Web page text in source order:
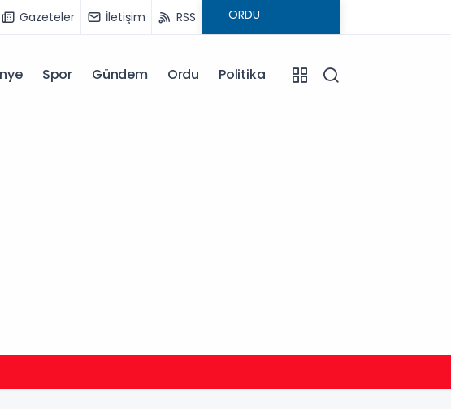
Gazeteler İletişim RSS
Spor Gündem Ordu Politika